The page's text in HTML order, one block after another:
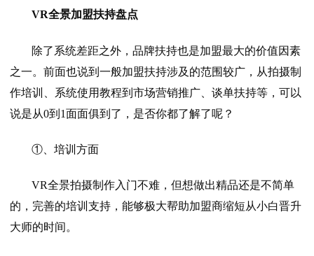
VR全景加盟扶持盘点
除了系统差距之外，品牌扶持也是加盟最大的价值因素
之一。前面也说到一般加盟扶持涉及的范围较广，从拍摄制
作培训、系统使用教程到市场营销推广、谈单扶持等，可以
说是从0到1面面俱到了，是否你都了解了呢？
①、培训方面
VR全景拍摄制作入门不难，但想做出精品还是不简单
的，完善的培训支持，能够极大帮助加盟商缩短从小白晋升
大师的时间。